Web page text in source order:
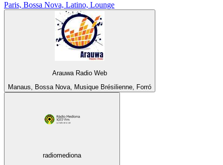
Paris, Bossa Nova, Latino, Lounge
Arauwa Radio Web
Manaus, Bossa Nova, Musique Brésilienne, Forró
radiomediona